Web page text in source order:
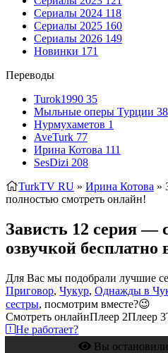
Сериалы 2024 118
Сериалы 2025 160
Сериалы 2026 149
Новинки 171
Переводы
Turok1990 35
Мыльные оперы Турции 38
Нурмухаметов 1
AveTurk 77
Ирина Котова 111
SesDizi 208
TurkTV RU » Ирина Котова »
полностью смотреть онлайн!
Зависть 12 серия —
озвучкой бесплатно
Для Вас мы подобрали лучшие
Приговор, Чукур, Однажды в
сестры, посмотрим вместе?😉
Смотреть онлайнПлеер 2Плеер 3
Не работает?
Вы